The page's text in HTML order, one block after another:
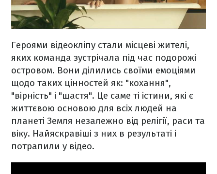
Героями відеокліпу стали місцеві жителі,
яких команда зустрічала під час подорожі
островом. Вони ділились своїми емоціями
щодо таких цінностей як: "кохання",
"вірність" і "щастя". Це саме ті істини, які є
життєвою основою для всіх людей на
планеті Земля незалежно від релігії, раси та
віку. Найяскравіші з них в результаті і
потрапили у відео.